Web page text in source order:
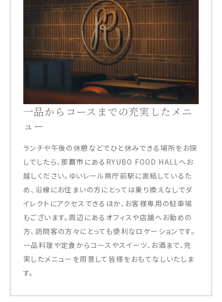
一品からコースまでの充実したメニ
ュー
ランチや午後の休憩などでひと休みできる場所をお探
しでしたら、那覇市にあるRYUBO FOOD HALLへお
越しください。ゆいレール県庁前駅に直結しているた
め、沿線にお住まいの方にとっては乗り換えなしでダ
イレクトにアクセスできるほか、お客様専用の駐車場
もございます。周辺にあるオフィスや店舗へお勤めの
方、訪問客の方々にとっても便利なロケーションです。
一品料理や定食からコースやスイーツ、お酒まで、充
実したメニューを用意して皆様をおもてなしいたしま
す。